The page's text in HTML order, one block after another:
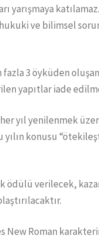
yarışmaya
ve bilimsel
fazla 3 öyküden
yapıtlar iade
yıl yenilenmek
konusu
ödülü verilecek,
New Roman